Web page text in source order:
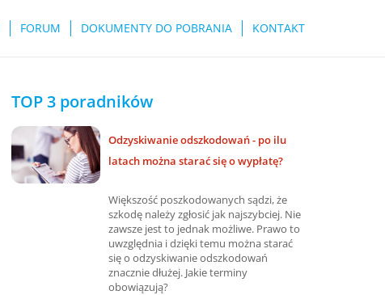
FORUM DOKUMENTY DO POBRANIA KONTAKT
TOP 3 poradników
Odzyskiwanie odszkodowań - po ilu
latach można starać się o wypłatę?
Większość poszkodowanych sądzi, że
szkodę należy zgłosić jak najszybciej. Nie
zawsze jest to jednak możliwe. Prawo to
uwzględnia i dzięki temu można starać
się o odzyskiwanie odszkodowań
znacznie dłużej. Jakie terminy
obowiązują?